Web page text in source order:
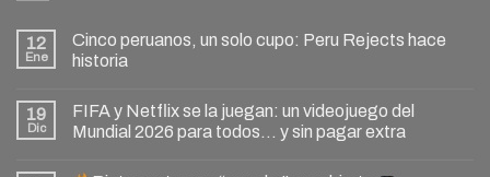
12
Ene
Cinco peruanos, un solo cupo: Peru Rejects hace
historia
19
Dic
FIFA y Netflix se la juegan: un videojuego del
Mundial 2026 para todos… y sin pagar extra